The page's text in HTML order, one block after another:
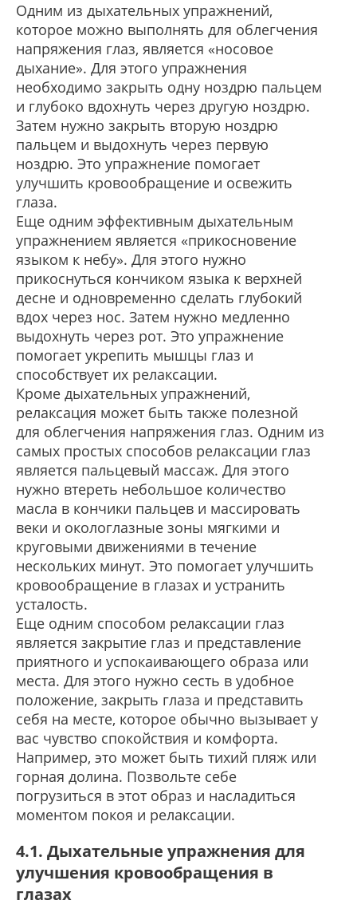
Одним из дыхательных упражнений,
которое можно выполнять для облегчения
напряжения глаз, является «носовое
дыхание». Для этого упражнения
необходимо закрыть одну ноздрю пальцем
и глубоко вдохнуть через другую ноздрю.
Затем нужно закрыть вторую ноздрю
пальцем и выдохнуть через первую
ноздрю. Это упражнение помогает
улучшить кровообращение и освежить
глаза.
Еще одним эффективным дыхательным
упражнением является «прикосновение
языком к небу». Для этого нужно
прикоснуться кончиком языка к верхней
десне и одновременно сделать глубокий
вдох через нос. Затем нужно медленно
выдохнуть через рот. Это упражнение
помогает укрепить мышцы глаз и
способствует их релаксации.
Кроме дыхательных упражнений,
релаксация может быть также полезной
для облегчения напряжения глаз. Одним из
самых простых способов релаксации глаз
является пальцевый массаж. Для этого
нужно втереть небольшое количество
масла в кончики пальцев и массировать
веки и окологлазные зоны мягкими и
круговыми движениями в течение
нескольких минут. Это помогает улучшить
кровообращение в глазах и устранить
усталость.
Еще одним способом релаксации глаз
является закрытие глаз и представление
приятного и успокаивающего образа или
места. Для этого нужно сесть в удобное
положение, закрыть глаза и представить
себя на месте, которое обычно вызывает у
вас чувство спокойствия и комфорта.
Например, это может быть тихий пляж или
горная долина. Позвольте себе
погрузиться в этот образ и насладиться
моментом покоя и релаксации.
4.1. Дыхательные упражнения для
улучшения кровообращения в
глазах